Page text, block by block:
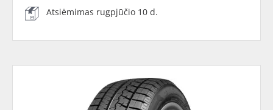
Atsiėmimas rugpjūčio 10 d.